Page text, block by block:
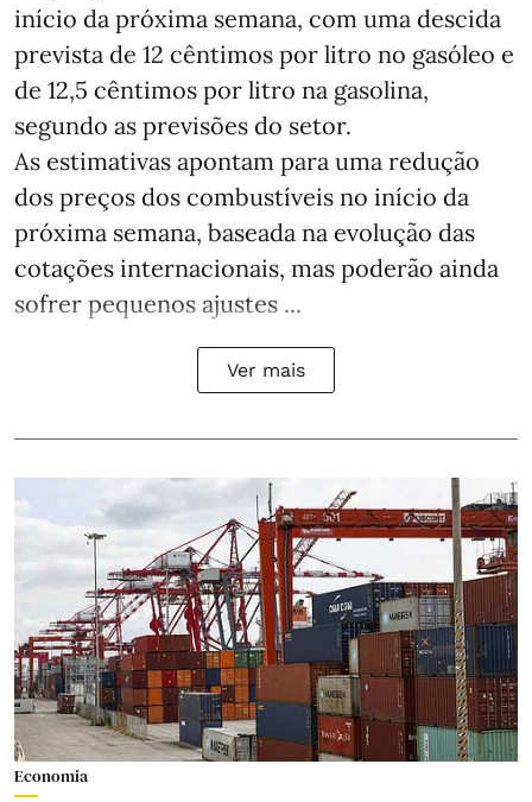
início da próxima semana, com uma descida
prevista de 12 cêntimos por litro no gasóleo e
de 12,5 cêntimos por litro na gasolina,
segundo as previsões do setor.
As estimativas apontam para uma redução
dos preços dos combustíveis no início da
próxima semana, baseada na evolução das
cotações internacionais, mas poderão ainda
sofrer pequenos ajustes ...
Ver mais
Economia